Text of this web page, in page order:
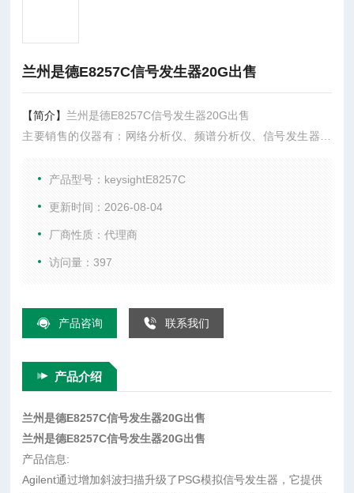
兰州是德E8257C信号发生器20G出售
【简介】 兰州是德E8257C信号发生器20G出售
主要销售的仪器有：网络分析仪、频谱分析仪、信号发生器、
件等。产品型号：keysightE8257C
更新时间：2026-08-04
厂商性质：代理商
访问量：397
产品咨询 联系我们
产品介绍
兰州是德E8257C信号发生器20G出售
兰州是德E8257C信号发生器20G出售
产品信息:
Agilent通过增加斜波扫描升级了PSG模拟信号发生器，它提供